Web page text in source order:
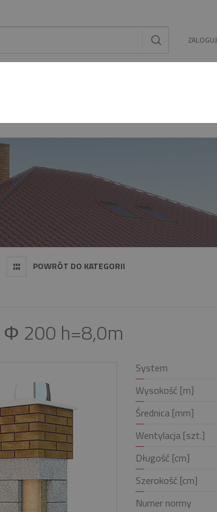
ZALOGUJ
POWRÓT DO KATEGORII
Φ 200 h=8,0m
System
Wysokość [m]
Średnica [mm]
Wentylacja [szt.]
Długość [cm]
Szerokość [cm]
Numer normy